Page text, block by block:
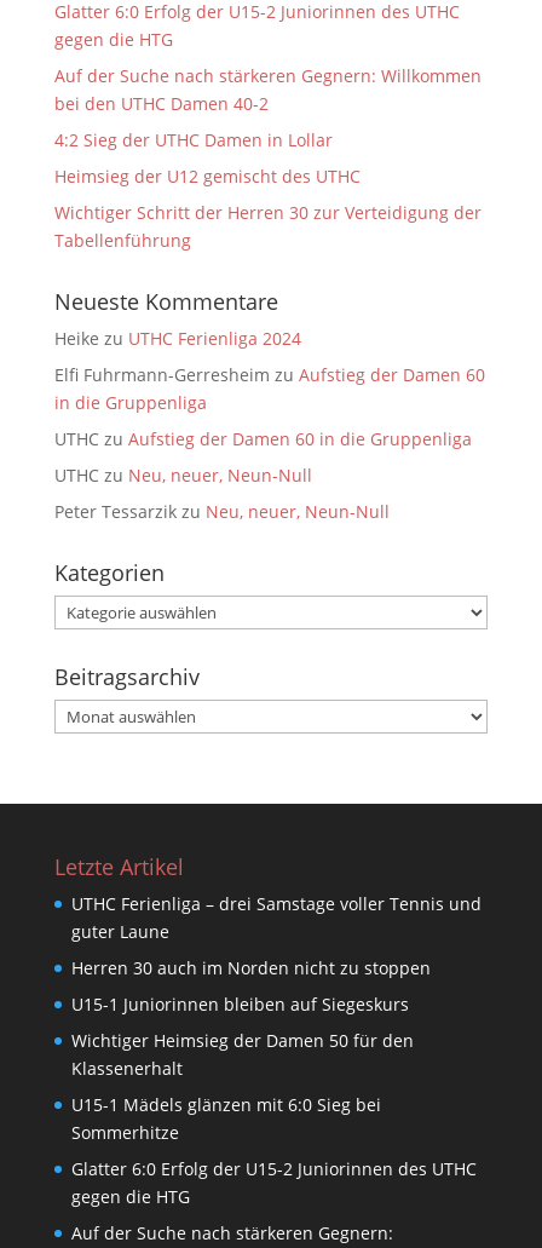
Glatter 6:0 Erfolg der U15-2 Juniorinnen des UTHC
gegen die HTG
Auf der Suche nach stärkeren Gegnern: Willkommen
bei den UTHC Damen 40-2
4:2 Sieg der UTHC Damen in Lollar
Heimsieg der U12 gemischt des UTHC
Wichtiger Schritt der Herren 30 zur Verteidigung der
Tabellenführung
Neueste Kommentare
Heike zu UTHC Ferienliga 2024
Elfi Fuhrmann-Gerresheim zu Aufstieg der Damen 60
in die Gruppenliga
UTHCzu Aufstieg der Damen 60 in die Gruppenliga
UTHCzu Neu, neuer, Neun-Null
Peter Tessarzikzu Neu, neuer, Neun-Null
Kategorien
Kategorien
Beitragsarchiv
Beitragsarchiv
Letzte Artikel
UTHC Ferienliga – drei Samstage voller Tennis und
guter Laune
Herren 30 auch im Norden nicht zu stoppen
U15-1 Juniorinnen bleiben auf Siegeskurs
Wichtiger Heimsieg der Damen 50 für den
Klassenerhalt
U15-1 Mädels glänzen mit 6:0 Sieg bei
Sommerhitze
Glatter 6:0 Erfolg der U15-2 Juniorinnen des UTHC
gegen die HTG
Auf der Suche nach stärkeren Gegnern: